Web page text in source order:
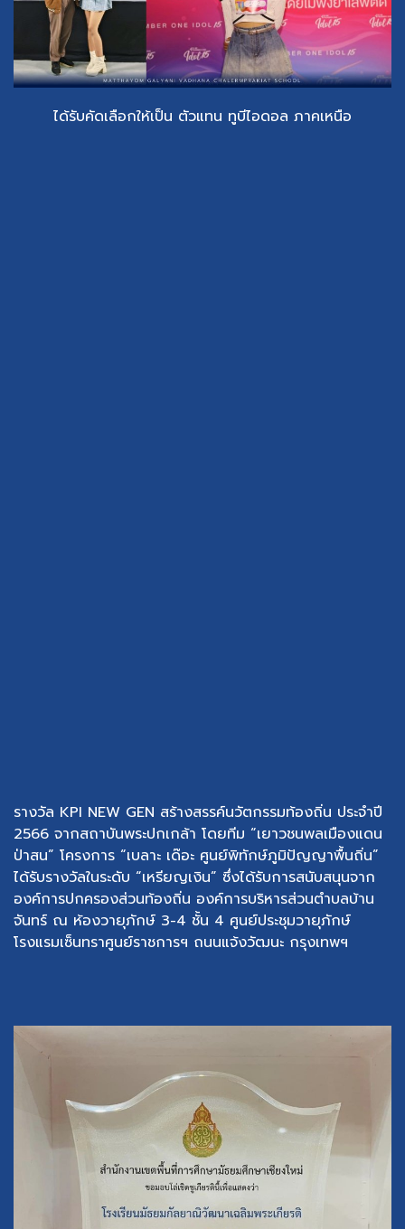
ได้รับคัดเลือกให้เป็น ตัวแทน ทูบีไอดอล ภาคเหนือ
รางวัล KPI NEW GEN สร้างสรรค์นวัตกรรมท้องถิ่น ประจำปี
2566 จากสถาบันพระปกเกล้า โดยทีม “เยาวชนพลเมืองแดน
ป่าสน” โครงการ “เบลาะ เด๊อะ ศูนย์พิทักษ์ภูมิปัญญาพื้นถิ่น”
ได้รับรางวัลในระดับ “เหรียญเงิน” ซึ่งได้รับการสนับสนุนจาก
องค์การปกครองส่วนท้องถิ่น องค์การบริหารส่วนตำบลบ้าน
จันทร์ ณ ห้องวายุภักษ์ 3-4 ชั้น 4 ศูนย์ประชุมวายุภักษ์
โรงแรมเซ็นทราศูนย์ราชการฯ ถนนแจ้งวัฒนะ กรุงเทพฯ